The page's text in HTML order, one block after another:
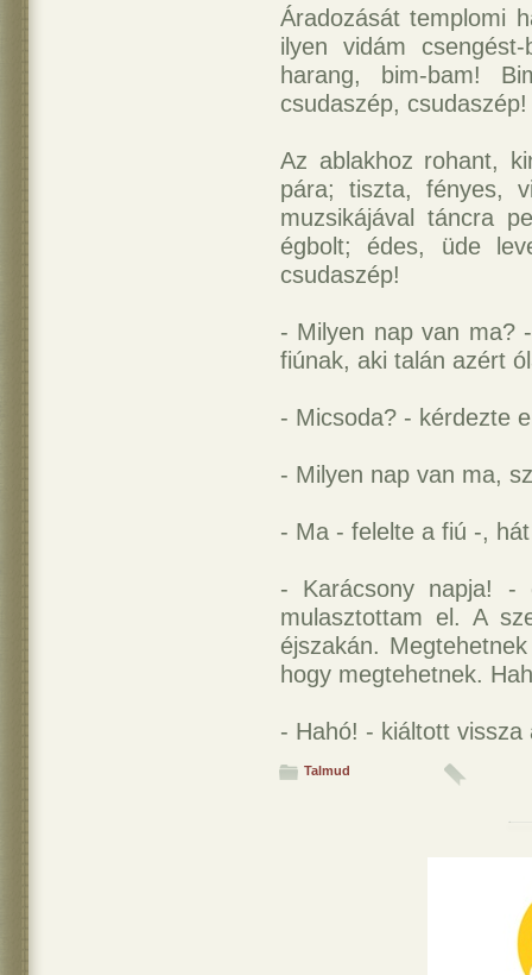
Áradozását templomi
ilyen vidám
harang, bim-bam!
csudaszép, csudaszép!
Az ablakhoz rohant,
pára; tiszta, fényes,
muzsikájával táncra
égbolt; édes, üde
csudaszép!
- Milyen nap van ma?
fiúnak, aki talán azért
- Micsoda? - kérdezte
- Milyen nap van ma,
- Ma - felelte a fiú -,
- Karácsony napja! -
mulasztottam el. A
éjszakán.
hogy megtehetnek.
- Hahó! - kiáltott vissza
Talmud